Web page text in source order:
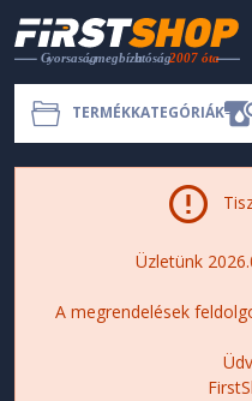
TERMÉKKATEGÓRIÁK
Üzletünk
A megrendelések